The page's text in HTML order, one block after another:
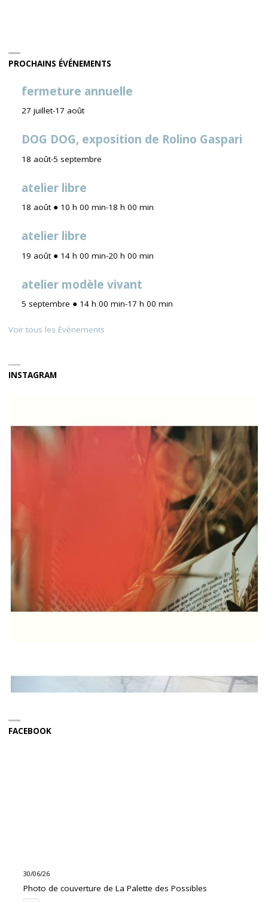
PROCHAINS ÉVÉNEMENTS
fermeture annuelle
27 juillet-17 août
DOG DOG, exposition de Rolino Gaspari
18 août-5 septembre
atelier libre
18 août ● 10 h 00 min-18 h 00 min
atelier libre
19 août ● 14 h 00 min-20 h 00 min
atelier modèle vivant
5 septembre ● 14 h 00 min-17 h 00 min
Voir tous les Évènements
INSTAGRAM
FACEBOOK
30/06/26
Photo de couverture de La Palette des Possibles